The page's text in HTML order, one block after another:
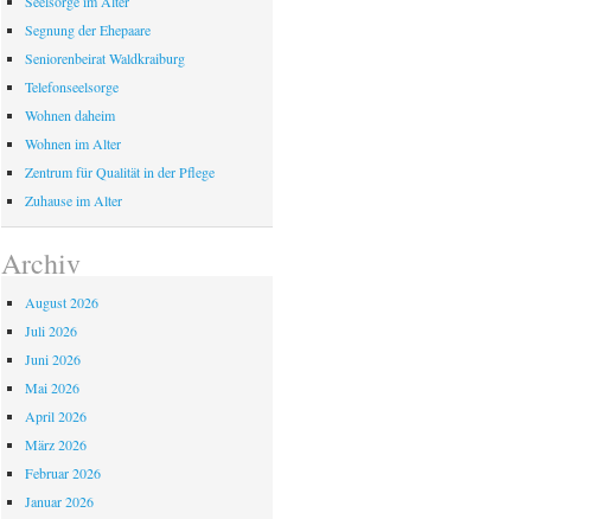
Segnung der Ehepaare
Seniorenbeirat Waldkraiburg
Telefonseelsorge
Wohnen daheim
Wohnen im Alter
Zentrum für Qualität in der Pflege
Zuhause im Alter
Archiv
August 2026
Juli 2026
Juni 2026
Mai 2026
April 2026
März 2026
Februar 2026
Januar 2026